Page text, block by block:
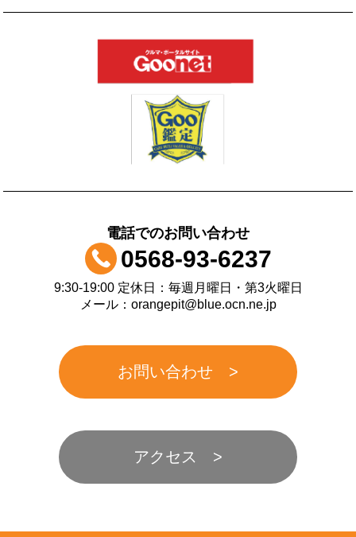
電話でのお問い合わせ
0568-93-6237
9:30-19:00 定休日：毎週月曜日・第3火曜日
メール：orangepit@blue.ocn.ne.jp
お問い合わせ
アクセス